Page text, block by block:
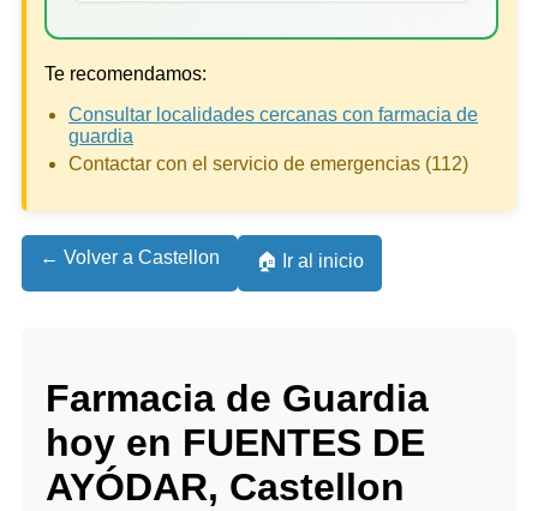
Te recomendamos:
Consultar localidades cercanas con farmacia de
guardia
Contactar con el servicio de emergencias (112)
← Volver a Castellon 🏠 Ir al inicio
Farmacia de Guardia
hoy en FUENTES DE
AYÓDAR, Castellon